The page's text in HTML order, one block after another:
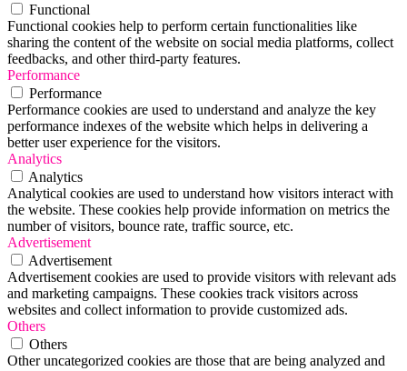
Functional
Functional cookies help to perform certain functionalities like
sharing the content of the website on social media platforms, collect
feedbacks, and other third-party features.
Performance
Performance
Performance cookies are used to understand and analyze the key
performance indexes of the website which helps in delivering a
better user experience for the visitors.
Analytics
Analytics
Analytical cookies are used to understand how visitors interact with
the website. These cookies help provide information on metrics the
number of visitors, bounce rate, traffic source, etc.
Advertisement
Advertisement
Advertisement cookies are used to provide visitors with relevant ads
and marketing campaigns. These cookies track visitors across
websites and collect information to provide customized ads.
Others
Others
Other uncategorized cookies are those that are being analyzed and